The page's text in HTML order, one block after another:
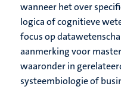
wanneer het over
logica of cognitieve
focus op
aanmerking voor
waaronder in
systeembiologie of